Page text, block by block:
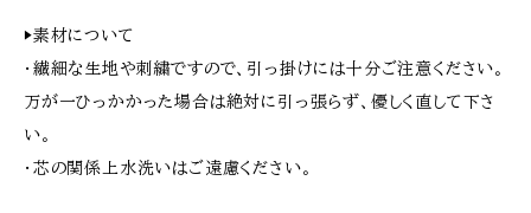
▶︎素材について
・繊細な生地や刺繍ですので、引っ掛けには十分ご注意ください。
万が一ひっかかった場合は絶対に引っ張らず、優しく直して下さ
い。
・芯の関係上水洗いはご遠慮ください。